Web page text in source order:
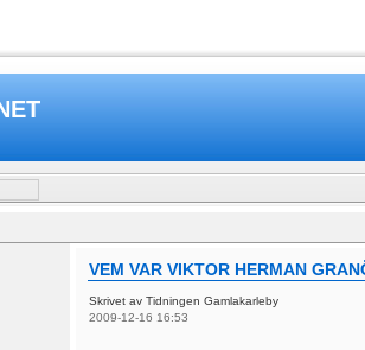
VEM VAR VIKTOR HERMAN
Skrivet av Tidningen Gamlakarleby
2009-12-16 16:53